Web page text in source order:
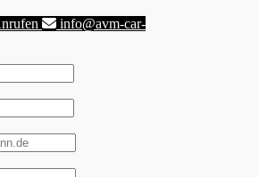
info@avm-car-